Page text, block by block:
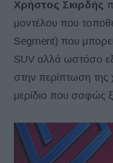
Χρήστος Σκιρδής
μοντέλου που
Segment) που
SUV αλλά ωστόσο
στην περίπτωση της
μερίδιο που σαφώς